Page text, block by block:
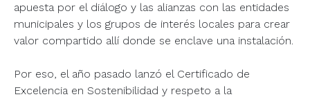
apuesta por el diálogo y las alianzas con las entidades
municipales y los grupos de interés locales para crear
valor compartido allí donde se enclave una instalación.
Por eso, el año pasado lanzó el Certificado de
Excelencia en Sostenibilidad y respeto a la